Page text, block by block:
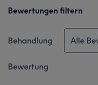
Bewertungen filtern
Behandlung Alle
Bewertung